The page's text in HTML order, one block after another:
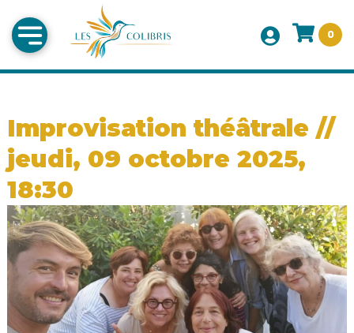
0
Improvisation théâtrale //
jeudi, 09 octobre 2025,
18:30